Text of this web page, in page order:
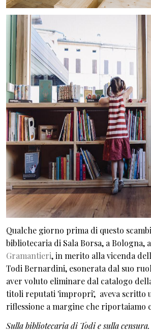
Qualche giorno prima di questo
bibliotecaria di Sala Borsa, a Bologna,
Gramantieri, in merito alla vicenda
Todi Bernardini, esonerata dal suo
aver voluto eliminare dal catalogo
titoli reputati 'impropri', aveva scritto
riflessione a margine che riportaiamo
Sulla bibliotecaria di Todi e sulla